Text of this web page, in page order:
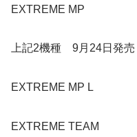
EXTREME MP
上記2機種 9月24日発売
EXTREME MP L
EXTREME TEAM